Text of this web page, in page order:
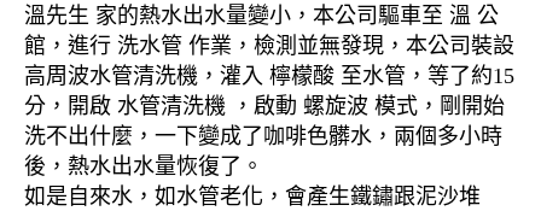
溫先生 家的熱水出水量變小，本公司驅車至 溫 公
館，進行 洗水管 作業，檢測並無發現，本公司裝設
高周波水管清洗機，灌入 檸檬酸 至水管，等了約15
分，開啟 水管清洗機 ，啟動 螺旋波 模式，剛開始
洗不出什麼，一下變成了咖啡色髒水，兩個多小時
後，熱水出水量恢復了。
如是自來水，如水管老化，會產生鐵鏽跟泥沙堆